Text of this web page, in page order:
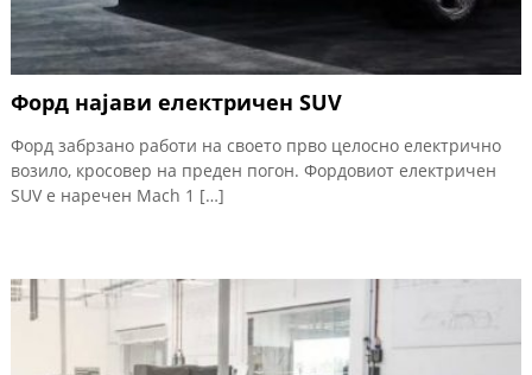
Форд најави електричен SUV
Форд забрзано работи на своето прво целосно електрично
возило, кросовер на преден погон. Фордовиот електричен
SUV е наречен Mach 1 […]